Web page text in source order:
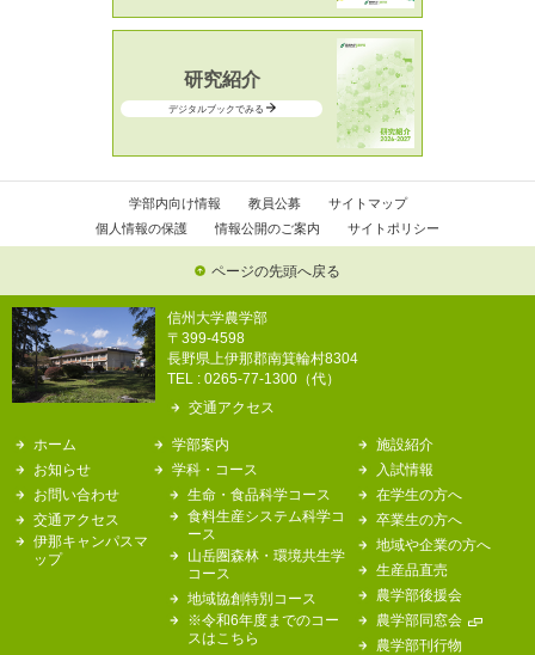
研究紹介
デジタルブックでみる
学部内向け情報 教員公募
サイトマップ
個人情報の保護
情報公開のご案内 サイトポリシー
ページの先頭へ戻る
信州大学農学部
〒399-4598
長野県上伊那郡南箕輪村8304
TEL : 0265-77-1300（代）
交通アクセス
ホーム
お知らせ
お問い合わせ
交通アクセス
伊那キャンパスマ
ップ
学部案内
学科・コース
生命・食品科学コース
食料生産システム科学コ
ース
山岳圏森林・環境共生学
コース
地域協創特別コース
※令和6年度までのコー
スはこちら
施設紹介
入試情報
在学生の方へ
卒業生の方へ
地域や企業の方へ
生産品直売
農学部後援会
農学部同窓会
農学部刊行物